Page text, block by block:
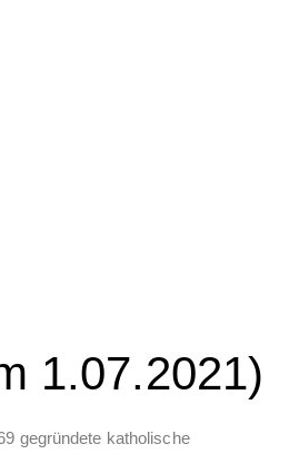
1.07.2021)
gegründete katholische